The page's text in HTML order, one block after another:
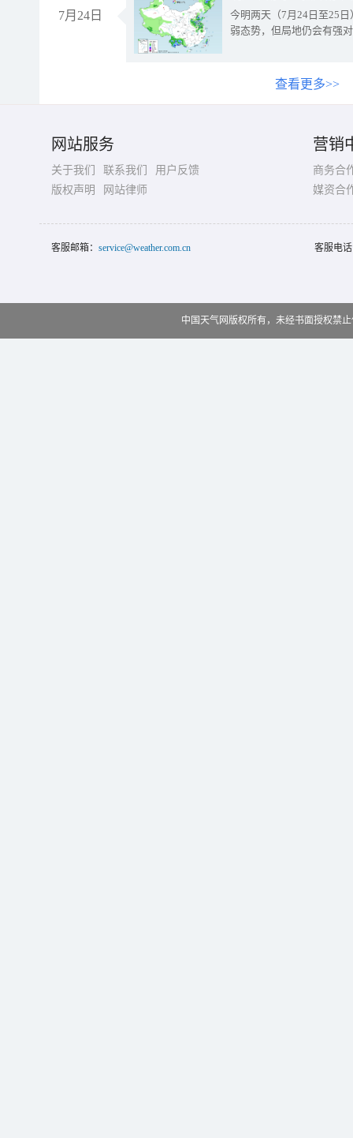
7月24日
今明两天（7月24日至25
弱态势，但局地仍会有强
查看更多>>
网站服务
关于我们 联系我们
用户反馈
版权声明
网站律师
营销
商务合
媒资合
客服邮箱： service@weather.com.cn 客服电
中国天气网版权所有，未经书面授权